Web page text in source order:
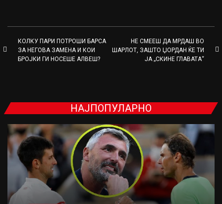
КОЛКУ ПАРИ ПОТРОШИ БАРСА
ЗА НЕГОВА ЗАМЕНА И КОИ
БРОЈКИ ГИ НОСЕШЕ АЛВЕШ?
НЕ СМЕЕШ ДА МРДАШ ВО
ШАРЛОТ, ЗАШТО ЏОРДАН ЌЕ ТИ
ЈА „СКИНЕ ГЛАВАТА“
НАЈПОПУЛАРНО